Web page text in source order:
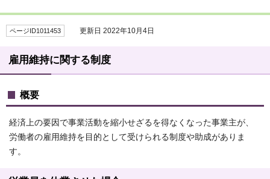
ページID1011453 更新日 2022年10月4日
雇用維持に関する制度
概要
経済上の要因で事業活動を縮小せざるを得なくなった事業主が、
労働者の雇用維持を目的として受けられる制度や助成がありま
す。